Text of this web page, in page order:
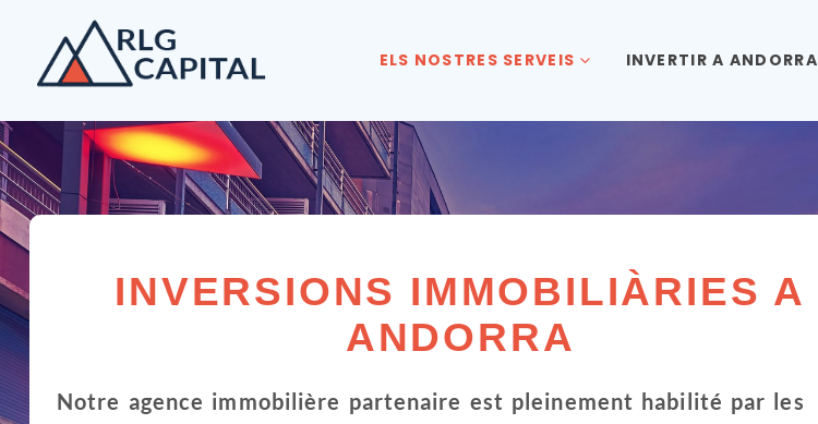
ELS NOSTRES SERVEIS INVERTIR A ANDORRA
INVERSIONS IMMOBILIÀRIES A
ANDORRA
Notre agence immobilière partenaire est pleinement habilité par les